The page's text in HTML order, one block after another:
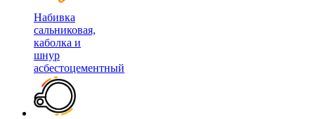
Набивка
сальниковая,
каболка и
шнур
асбестоцементный